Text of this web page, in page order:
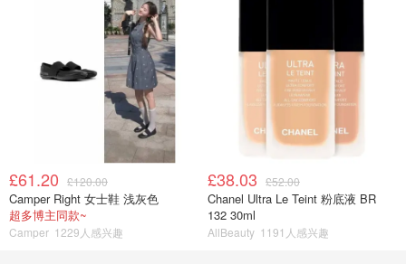
£61.20 £120.00
Camper Right 女士鞋 浅灰色
超多博主同款~
Camper 1229人感兴趣
£38.03 £52.00
Chanel Ultra Le Teint 粉底液 BR
132 30ml
AllBeauty 1191人感兴趣